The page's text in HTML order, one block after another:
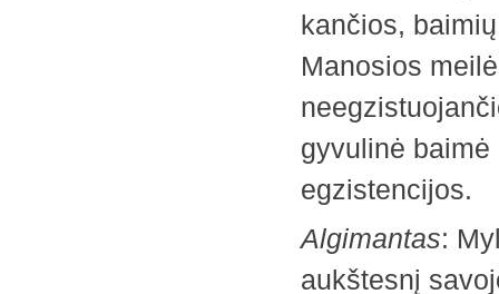
kančios,
Manosios
gyvulinė
egzistencijos.
Algimantas:
aukštesnį